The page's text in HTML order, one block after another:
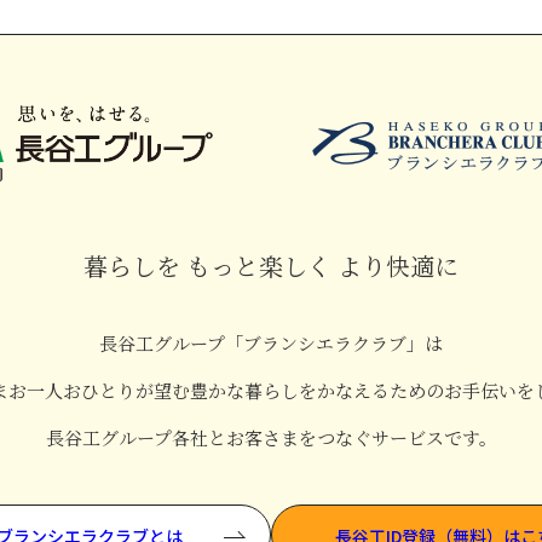
暮らしを もっと楽しく より快適に
長谷工グループ「ブランシエラクラブ」は
お一人おひとりが望む豊かな暮らしをかなえるためのお手伝いを
長谷工グループ各社とお客さまをつなぐサービスです。
ランシエラクラブとは 長谷工ID登録（無料）はこ